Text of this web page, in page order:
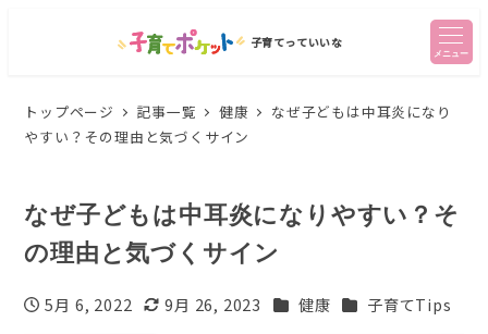
子育てっていいな
メニュー
トップページ 記事一覧 健康
なぜ子どもは中耳炎になり
やすい？その理由と気づくサイン
なぜ子どもは中耳炎になりやすい？そ
の理由と気づくサイン
投稿日
5月 6, 2022
更新日
9月 26, 2023 カテゴリー
健康 カテゴリー
子育てTips